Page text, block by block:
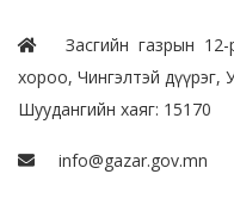
Засгийн газрын
хороо, Чингэлтэй дүүрэг,
Шуудангийн хаяг: 15170
info@gazar.gov.mn